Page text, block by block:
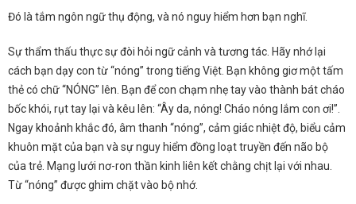
Đó là tắm ngôn ngữ thụ động, và nó nguy hiểm hơn bạn nghĩ.
Sự thẩm thấu thực sự đòi hỏi ngữ cảnh và tương tác. Hãy nhớ lại
cách bạn dạy con từ “nóng” trong tiếng Việt. Bạn không giơ một tấm
thẻ có chữ “NÓNG” lên. Bạn để con chạm nhẹ tay vào thành bát cháo
bốc khói, rụt tay lại và kêu lên: “Ây da, nóng! Cháo nóng lắm con ơi!”.
Ngay khoảnh khắc đó, âm thanh “nóng”, cảm giác nhiệt độ, biểu cảm
khuôn mặt của bạn và sự nguy hiểm đồng loạt truyền đến não bộ
của trẻ. Mạng lưới nơ-ron thần kinh liên kết chằng chịt lại với nhau.
Từ “nóng” được ghim chặt vào bộ nhớ.